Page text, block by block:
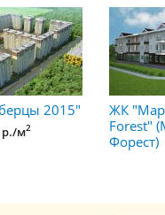
2015"
р./м2
ЖК
Forest"
Форест)